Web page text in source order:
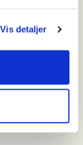
Vis detaljer
Skallingen. Det er
Helder i Holland